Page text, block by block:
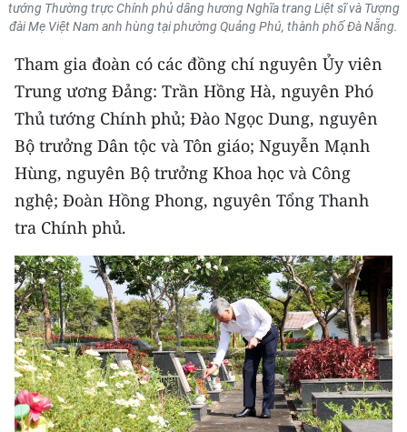
54 DÂN TỘC VIỆT NAM
CHƯƠNG TRÌNH OCOP - MỖI XÃ
MỘT SẢN PHẨM
RADIO
MEDIA CENTER
E-Magazine
Video
Media Chính trị
Media Kinh tế
Media Văn hóa
tướng Thường trực Chính phủ dâng hương Nghĩa trang Liệt sĩ và Tượng
đài Mẹ Việt Nam anh hùng tại phường Quảng Phú, thành phố Đà Nẵng.
Tham gia đoàn có các đồng chí nguyên Ủy viên
Trung ương Đảng: Trần Hồng Hà, nguyên Phó
Thủ tướng Chính phủ; Đào Ngọc Dung, nguyên
Bộ trưởng Dân tộc và Tôn giáo; Nguyễn Mạnh
Hùng, nguyên Bộ trưởng Khoa học và Công
nghệ; Đoàn Hồng Phong, nguyên Tổng Thanh
tra Chính phủ.